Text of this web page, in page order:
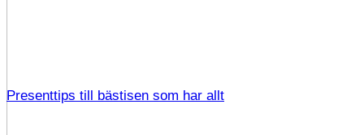
Presenttips till bästisen som har allt